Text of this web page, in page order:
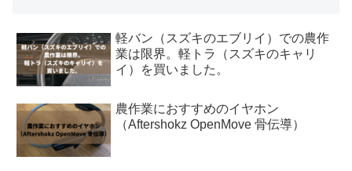
軽バン（スズキのエブリイ）での農作
業は限界。軽トラ（スズキのキャリ
イ）を買いました。
農作業におすすめのイヤホン
（Aftershokz OpenMove 骨伝導）